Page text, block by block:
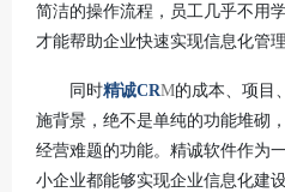
简洁的操作流程，员工几乎不用
才能帮助企业快速实现信息化管
同时精诚CRM的成本、项目
施背景，绝不是单纯的功能堆砌
经营难题的功能。精诚软件作为
小企业都能够实现企业信息化建